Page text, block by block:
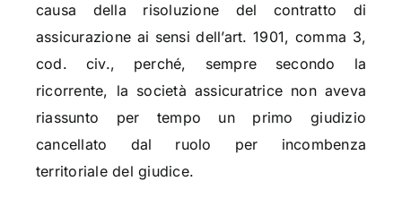
causa della risoluzione del contratto di
assicurazione ai sensi dell’art. 1901, comma 3,
cod. civ., perché, sempre secondo la
ricorrente, la società assicuratrice non aveva
riassunto per tempo un primo giudizio
cancellato dal ruolo per incombenza
territoriale del giudice.